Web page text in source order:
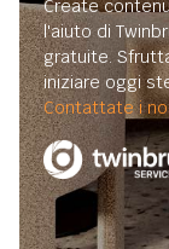
Create
l'aiuto di
gratuite.
iniziare oggi
Contattate i